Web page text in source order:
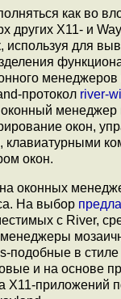
как во
других X11- и
используя для
менеджеров
протокол river-
менеджер
окон,
клавиатурными
окон.
оконных
На выбор
с River,
подобные в стиле
и на основе
X11-приложений